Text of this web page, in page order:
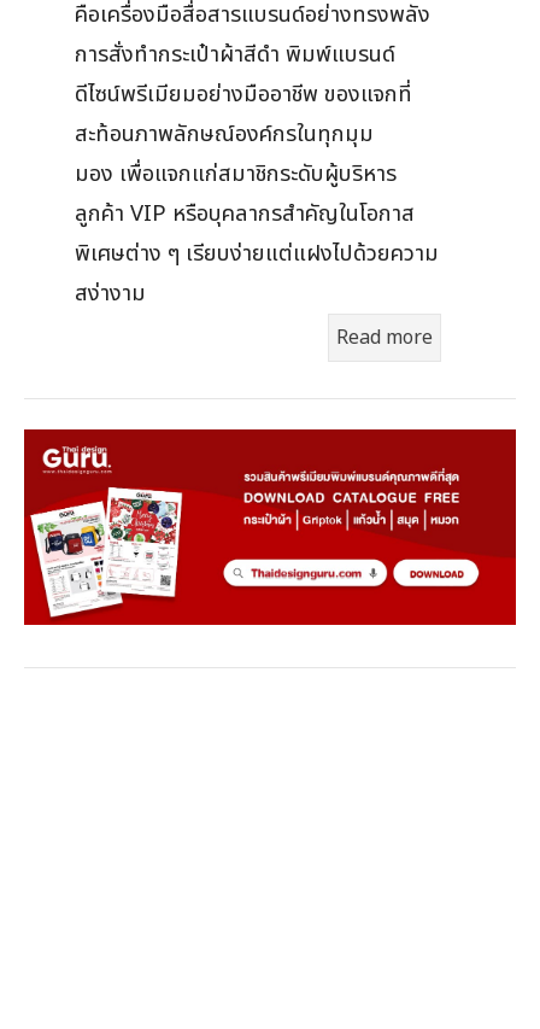
คือเครื่องมือสื่อสารแบรนด์อย่างทรงพลัง
การสั่งทำกระเป๋าผ้าสีดำ พิมพ์แบรนด์
ดีไซน์พรีเมียมอย่างมืออาชีพ ของแจกที่
สะท้อนภาพลักษณ์องค์กรในทุกมุม
มอง เพื่อแจกแก่สมาชิกระดับผู้บริหาร
ลูกค้า VIP หรือบุคลากรสำคัญในโอกาส
พิเศษต่าง ๆ เรียบง่ายแต่แฝงไปด้วยความ
สง่างาม
Read more